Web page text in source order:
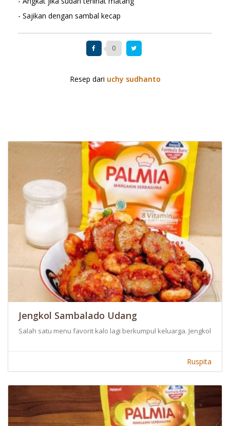
- Sajikan dengan sambal kecap
0
Resep dari uchy sudhanto
Jengkol Sambalado Udang
Salah satu menu favorit kalo lagi berkumpul keluarga. Jengkol di
Ruspita